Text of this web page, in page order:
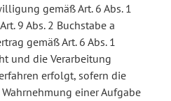
gemäß Art. 6 Abs. 1
9 Abs. 2 Buchstabe a
gemäß Art. 6 Abs. 1
und die Verarbeitung
erfolgt, sofern die
einer Aufgabe